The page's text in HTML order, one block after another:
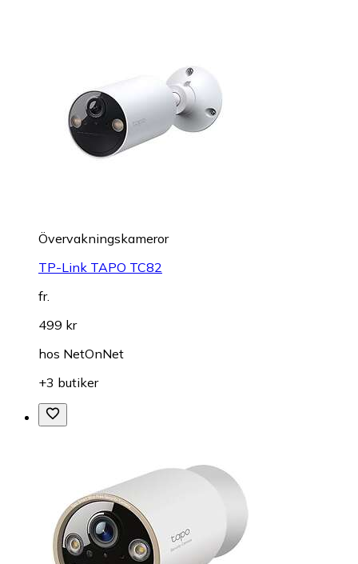
Övervakningskameror
TP-Link TAPO TC82
fr.
499 kr
hos NetOnNet
+3 butiker